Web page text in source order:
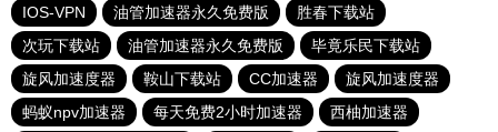
IOS-VPN
油管加速器永久免费版
胜春下载站
次玩下载站
油管加速器永久免费版
毕竟乐民下载站
旋风加速度器
鞍山下载站 CC加速器
旋风加速度器
蚂蚁npv加速器
每天免费2小时加速器 西柚加速器